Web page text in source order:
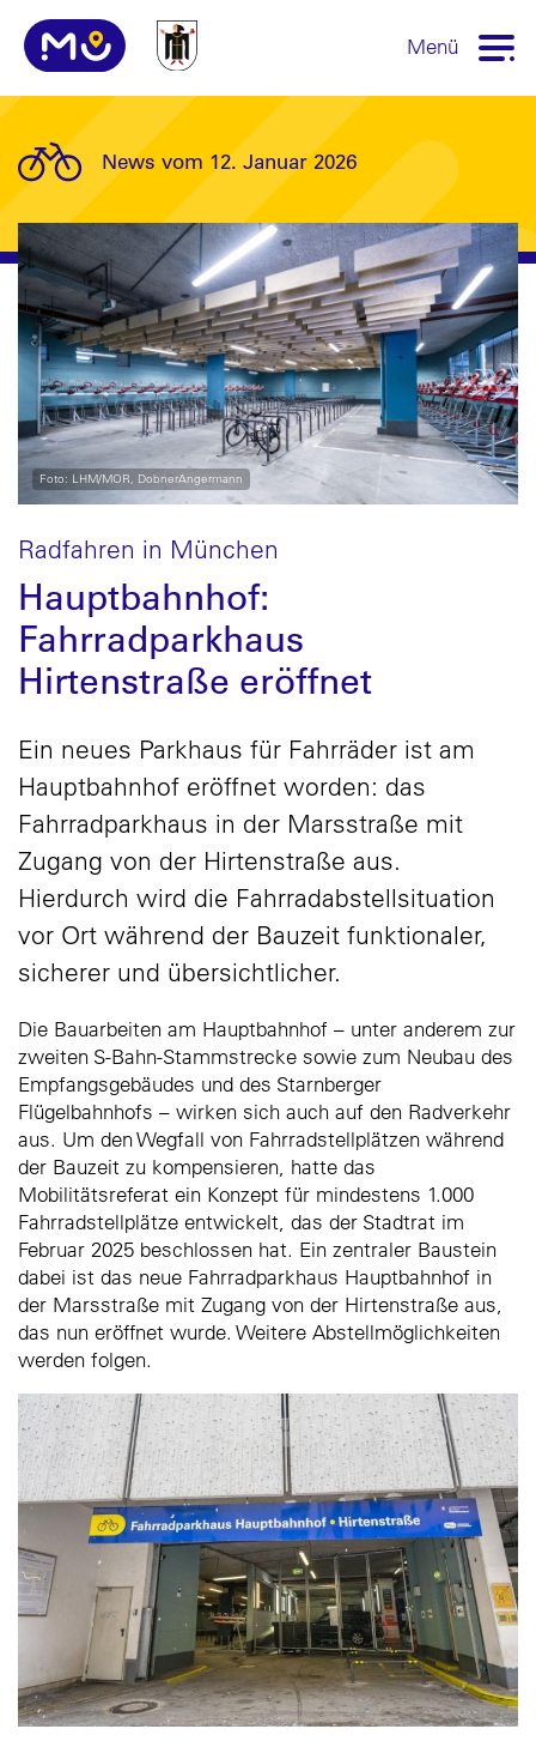
Menü
News vom 12. Januar 2026
Radfahren in München
Hauptbahnhof:
Fahrradparkhaus
Hirtenstraße eröffnet
Ein neues Parkhaus für Fahrräder ist am
Hauptbahnhof eröffnet worden: das
Fahrradparkhaus in der Marsstraße mit
Zugang von der Hirtenstraße aus.
Hierdurch wird die Fahrradabstellsituation
vor Ort während der Bauzeit funktionaler,
sicherer und übersichtlicher.
Foto: LHM/MOR, DobnerAngermann
Die Bauarbeiten am Hauptbahnhof – unter anderem zur
zweiten S-Bahn-Stammstrecke sowie zum Neubau des
Empfangsgebäudes und des Starnberger
Flügelbahnhofs – wirken sich auch auf den Radverkehr
aus. Um den Wegfall von Fahrradstellplätzen während
der Bauzeit zu kompensieren, hatte das
Mobilitätsreferat ein Konzept für mindestens 1.000
Fahrradstellplätze entwickelt, das der Stadtrat im
Februar 2025 beschlossen hat. Ein zentraler Baustein
dabei ist das neue Fahrradparkhaus Hauptbahnhof in
der Marsstraße mit Zugang von der Hirtenstraße aus,
das nun eröffnet wurde. Weitere Abstellmöglichkeiten
werden folgen.